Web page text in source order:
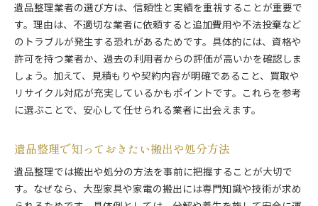
遺品整理業者の選び方は、信頼性と実績を重視することが重要で
す。理由は、不適切な業者に依頼すると追加費用や不法投棄など
のトラブルが発生する恐れがあるためです。具体的には、資格や
許可を持つ業者か、過去の利用者からの評価が高いかを確認しま
しょう。加えて、見積もりや契約内容が明確であること、買取や
リサイクル対応が充実しているかもポイントです。これらを参考
に選ぶことで、安心して任せられる業者に出会えます。
遺品整理で知っておきたい搬出や処分方法
遺品整理では搬出や処分の方法を事前に把握することが大切で
す。なぜなら、大型家具や家電の搬出には専門知識や技術が求め